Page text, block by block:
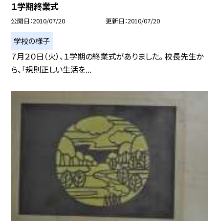
１学期終業式
公開日 2010/07/20 更新日 2010/07/20
学校の様子
７月２０日（火）、１学期の終業式がありました。 校長先生か
ら、「規則正しい生活を...